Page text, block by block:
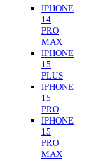
IPHONE
14
PRO
MAX
IPHONE
15
PLUS
IPHONE
15
PRO
IPHONE
15
PRO
MAX